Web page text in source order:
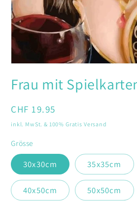
in
Modal
Frau mit
Normaler
Preis
CHF 19.95
inkl. MwSt. & 100% Gratis Versand
Grösse
30x30cm 35x35cm
40x50cm 50x50cm